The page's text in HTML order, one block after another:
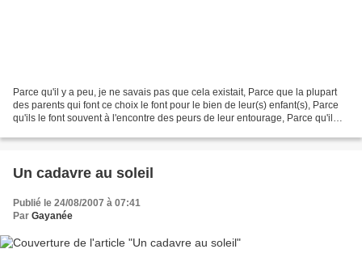
Parce qu'il y a peu, je ne savais pas que cela existait, Parce que la plupart
des parents qui font ce choix le font pour le bien de leur(s) enfant(s), Parce
qu'ils le font souvent à l'encontre des peurs de leur entourage, Parce qu'il
Un cadavre au soleil
Publié le 24/08/2007 à 07:41
Par Gayanée